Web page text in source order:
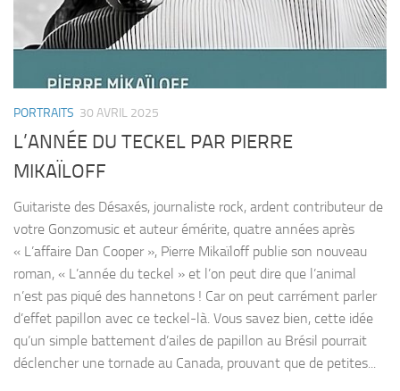
PORTRAITS 30 AVRIL 2025
L’ANNÉE DU TECKEL PAR PIERRE
MIKAÏLOFF
Guitariste des Désaxés, journaliste rock, ardent contributeur de
votre Gonzomusic et auteur émérite, quatre années après
« L’affaire Dan Cooper », Pierre Mikaïloff publie son nouveau
roman, « L’année du teckel » et l’on peut dire que l’animal
n’est pas piqué des hannetons ! Car on peut carrément parler
d’effet papillon avec ce teckel-là. Vous savez bien, cette idée
qu’un simple battement d’ailes de papillon au Brésil pourrait
déclencher une tornade au Canada, prouvant que de petites...